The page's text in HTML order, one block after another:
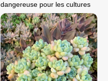
dangereuse pour les cultures